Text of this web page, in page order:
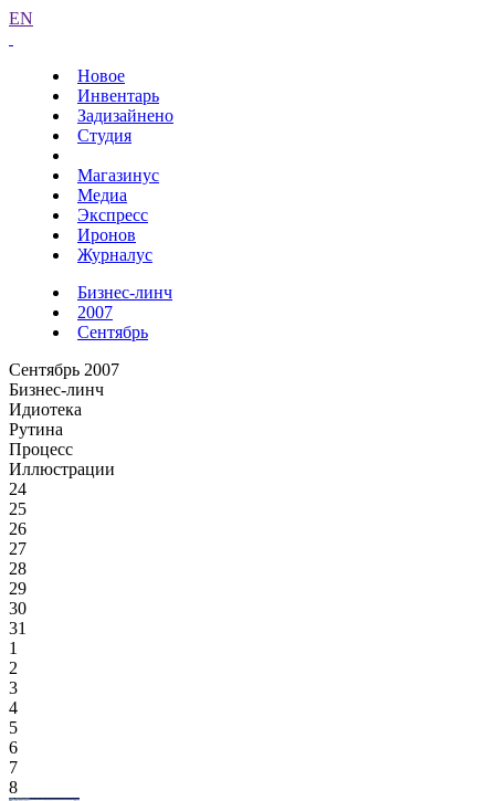
EN
Новое
Инвентарь
Задизайнено
Студия
Магазинус
Медиа
Экспресс
Иронов
Журналус
Бизнес-линч
2007
Сентябрь
Сентябрь 2007
Бизнес-линч
Идиотека
Рутина
Процесс
Иллюстрации
24
25
26
27
28
29
30
31
1
2
3
4
5
6
7
8